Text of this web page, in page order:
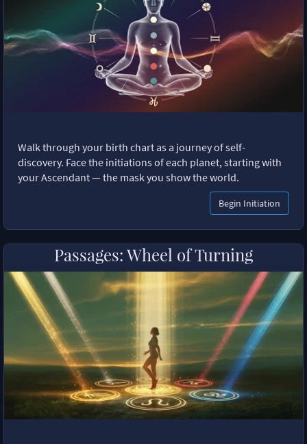
Walk through your birth chart as a journey of self-
discovery. Face the initiations of each planet, starting with
your Ascendant — the mask you show the world.
Begin Initiation
Passages: Wheel of Turning